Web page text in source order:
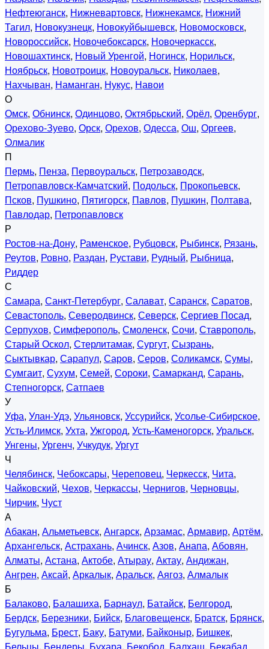
Нефтеюганск, Нижневартовск, Нижнекамск, Нижний
Тагил, Новокузнецк, Новокуйбышевск, Новомосковск,
Новороссийск, Новочебоксарск, Новочеркасск,
Новошахтинск, Новый Уренгой, Ногинск, Норильск,
Ноябрьск, Новотроицк, Новоуральск, Николаев,
Нахчыван, Наманган, Нукус, Навои
О
Омск, Обнинск, Одинцово, Октябрьский, Орёл, Оренбург,
Орехово-Зуево, Орск, Орехов, Одесса, Ош, Оргеев,
Олмалик
П
Пермь, Пенза, Первоуральск, Петрозаводск,
Петропавловск-Камчатский, Подольск, Прокопьевск,
Псков, Пушкино, Пятигорск, Павлов, Пушкин, Полтава,
Павлодар, Петропавловск
Р
Ростов-на-Дону, Раменское, Рубцовск, Рыбинск, Рязань,
Реутов, Ровно, Раздан, Рустави, Рудный, Рыбница,
Риддер
С
Самара, Санкт-Петербург, Салават, Саранск, Саратов,
Севастополь, Северодвинск, Северск, Сергиев Посад,
Серпухов, Симферополь, Смоленск, Сочи, Ставрополь,
Старый Оскол, Стерлитамак, Сургут, Сызрань,
Сыктывкар, Сарапул, Саров, Серов, Соликамск, Сумы,
Сумгаит, Сухум, Семей, Сороки, Самарканд, Сарань,
Степногорск, Сатпаев
У
Уфа, Улан-Удэ, Ульяновск, Уссурийск, Усолье-Сибирское,
Усть-Илимск, Ухта, Ужгород, Усть-Каменогорск, Уральск,
Унгены, Ургенч, Учкудук, Ургут
Ч
Челябинск, Чебоксары, Череповец, Черкесск, Чита,
Чайковский, Чехов, Черкассы, Чернигов, Черновцы,
Чирчик, Чуст
А
Абакан, Альметьевск, Ангарск, Арзамас, Армавир, Артём,
Архангельск, Астрахань, Ачинск, Азов, Анапа, Абовян,
Алматы, Астана, Актобе, Атырау, Актау, Андижан,
Ангрен, Аксай, Аркалык, Аральск, Аягоз, Алмалык
Б
Балаково, Балашиха, Барнаул, Батайск, Белгород,
Бердск, Березники, Бийск, Благовещенск, Братск, Брянск,
Бугульма, Брест, Баку, Батуми, Байконыр, Бишкек,